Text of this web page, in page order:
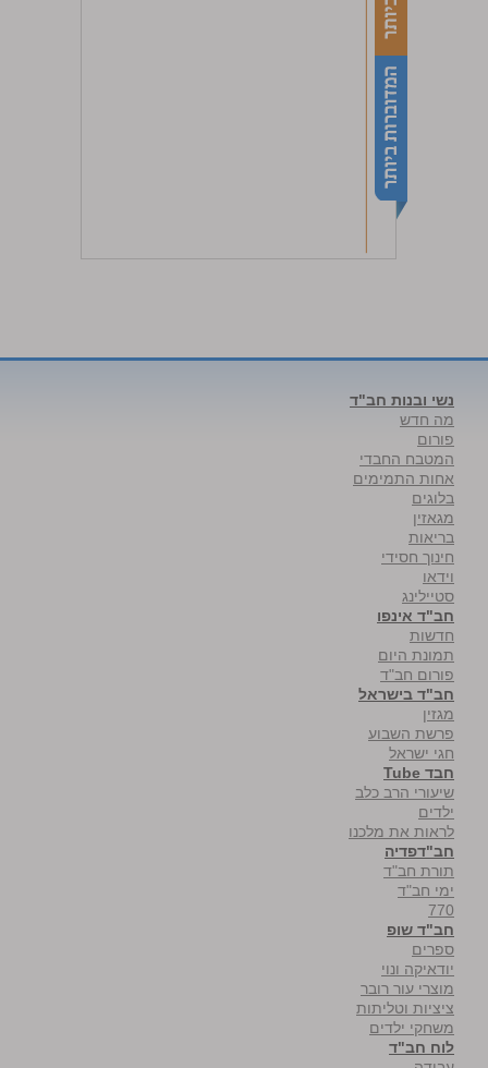
נשי ובנות חב"ד
מה חדש
פורום
המטבח החבדי
אחות התמימים
בלוגים
מגאזין
בריאות
חינוך חסידי
וידאו
סטיילינג
חב"ד אינפו
חדשות
תמונת היום
פורום חב"ד
חב"ד בישראל
מגזין
פרשת השבוע
חגי ישראל
חבד Tube
שיעורי הרב כלב
ילדים
לראות את מלכנו
חב"דפדיה
תורת חב"ד
ימי חב"ד
770
חב"ד שופ
ספרים
יודאיקה ונוי
מוצרי עור רובר
ציציות וטליתות
משחקי ילדים
לוח חב"ד